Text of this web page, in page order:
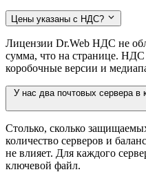
Цены указаны с НДС?
Лицензии Dr.Web НДС не
сумма, что на странице. НДС
коробочные версии и
У нас два почтовых сервера в
Столько, сколько
количество серверов и
не влияет. Для каждого
ключевой файл.